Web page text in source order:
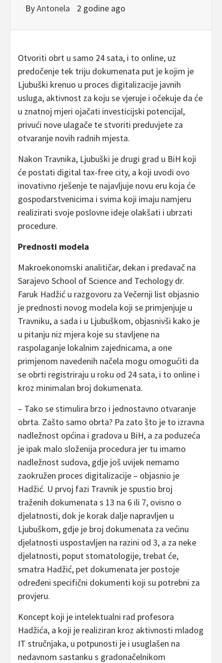
ByAntonela 2 godine ago
Otvoriti obrt u samo 24 sata, i to online, uz
predočenje tek triju dokumenata put je kojim je
Ljubuški krenuo u proces digitalizacije javnih
usluga, aktivnost za koju se vjeruje i očekuje da će
u znatnoj mjeri ojačati investicijski potencijal,
privući nove ulagače te stvoriti preduvjete za
otvaranje novih radnih mjesta.
Nakon Travnika, Ljubuški je drugi grad u BiH koji
će postati digital tax-free city, a koji uvodi ovo
inovativno rješenje te najavljuje novu eru koja će
gospodarstvenicima i svima koji imaju namjeru
realizirati svoje poslovne ideje olakšati i ubrzati
procedure.
Prednosti modela
Makroekonomski analitičar, dekan i predavač na
Sarajevo School of Science and Techology dr.
Faruk Hadžić u razgovoru za Večernji list objasnio
je prednosti novog modela koji se primjenjuje u
Travniku, a sada i u Ljubuškom, objasnivši kako je
u pitanju niz mjera koje su stavljene na
raspolaganje lokalnim zajednicama, a one
primjenom navedenih načela mogu omogućiti da
se obrti registriraju u roku od 24 sata, i to online i
kroz minimalan broj dokumenata.
– Tako se stimulira brzo i jednostavno otvaranje
obrta. Zašto samo obrta? Pa zato što je to izravna
nadležnost općina i gradova u BiH, a za poduzeća
je ipak malo složenija procedura jer tu imamo
nadležnost sudova, gdje još uvijek nemamo
zaokružen proces digitalizacije – objasnio je
Hadžić. U prvoj fazi Travnik je spustio broj
traženih dokumenata s 13 na 6 ili 7, ovisno o
djelatnosti, dok je korak dalje napravljen u
Ljubuškom, gdje je broj dokumenata za većinu
djelatnosti uspostavljen na razini od 3, a za neke
djelatnosti, poput stomatologije, trebat će,
smatra Hadžić, pet dokumenata jer postoje
određeni specifični dokumenti koji su potrebni za
provjeru.
Koncept koji je intelektualni rad profesora
Hadžića, a koji je realiziran kroz aktivnosti mladog
IT stručnjaka, u potpunosti je i usuglašen na
nedavnom sastanku s gradonačelnikom